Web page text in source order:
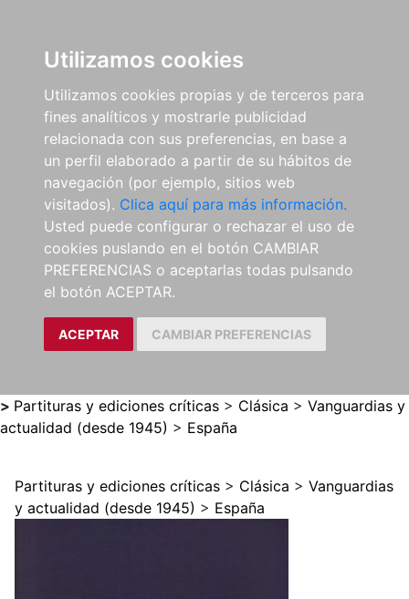
Utilizamos cookies
Utilizamos cookies propias y de terceros para
fines analíticos y mostrarle publicidad
relacionada con sus preferencias, en base a
un perfil elaborado a partir de su hábitos de
navegación (por ejemplo, sitios web
visitados). Clica aquí para más información.
Usted puede configurar o rechazar el uso de
cookies puslando en el botón CAMBIAR
PREFERENCIAS o aceptarlas todas pulsando
el botón ACEPTAR.
ACEPTAR CAMBIAR PREFERENCIAS
> Partituras y ediciones críticas > Clásica > Vanguardias y
actualidad (desde 1945) > España
Partituras y ediciones críticas > Clásica > Vanguardias
y actualidad (desde 1945) > España